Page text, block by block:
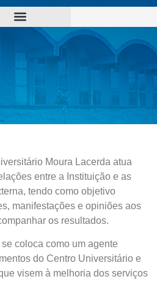
Moura Lacerda atua
entre a Instituição e as
tendo como objetivo
manifestações e opiniões aos
os resultados.
coloca como um agente
do Centro Universitário e
visem à melhoria dos serviços